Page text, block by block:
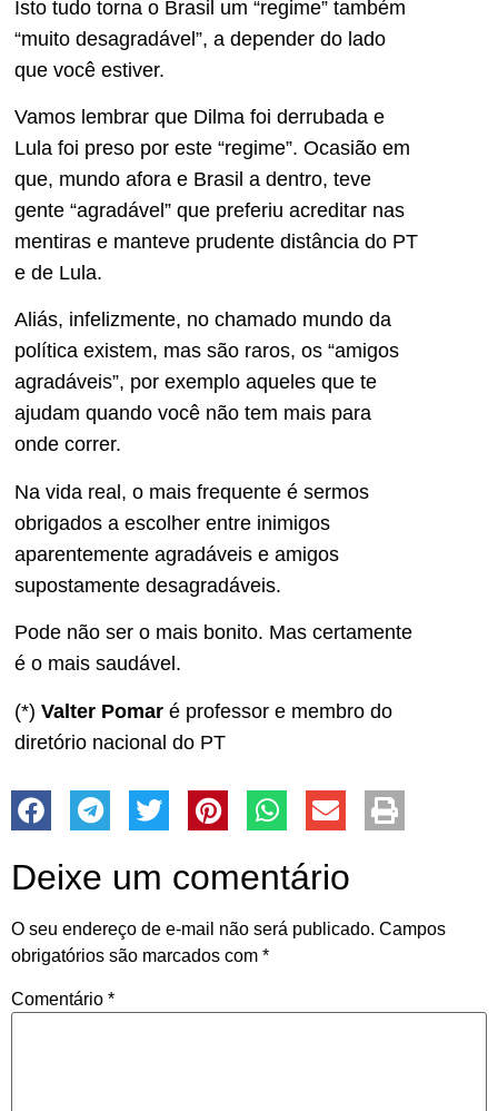
Isto tudo torna o Brasil um “regime” também
“muito desagradável”, a depender do lado
que você estiver.
Vamos lembrar que Dilma foi derrubada e
Lula foi preso por este “regime”. Ocasião em
que, mundo afora e Brasil a dentro, teve
gente “agradável” que preferiu acreditar nas
mentiras e manteve prudente distância do PT
e de Lula.
Aliás, infelizmente, no chamado mundo da
política existem, mas são raros, os “amigos
agradáveis”, por exemplo aqueles que te
ajudam quando você não tem mais para
onde correr.
Na vida real, o mais frequente é sermos
obrigados a escolher entre inimigos
aparentemente agradáveis e amigos
supostamente desagradáveis.
Pode não ser o mais bonito. Mas certamente
é o mais saudável.
(*) Valter Pomar é professor e membro do
diretório nacional do PT
Deixe um comentário
O seu endereço de e-mail não será publicado. Campos
obrigatórios são marcados com *
Comentário *